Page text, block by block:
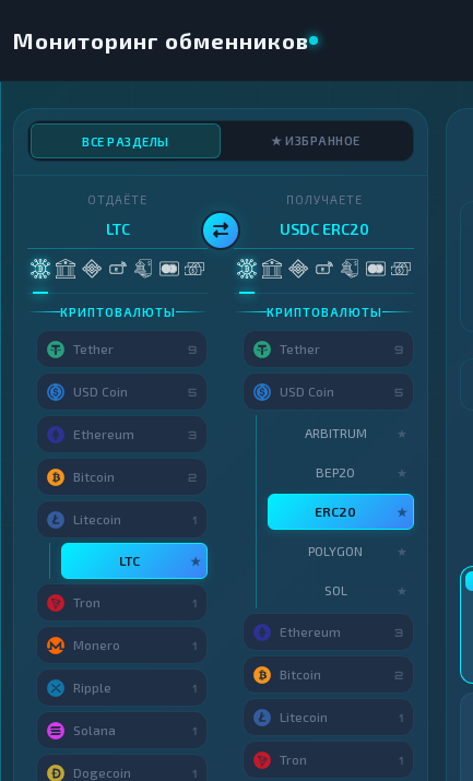
Мониторинг обменников
ВСЕ РАЗДЕЛЫ ★ ИЗБРАННОЕ
ОТДАЁТЕ
LTC
КРИПТОВАЛЮТЫ
Tether 9
USD Coin 5
Ethereum 3
Bitcoin 2
Litecoin 1
LTC ★
Tron 1
Monero 1
Ripple 1
Solana 1
Dogecoin 1
ПОЛУЧАЕТЕ
USDC ERC20
КРИПТОВАЛЮТЫ
Tether 9
USD Coin 5
ARBITRUM ★
BEP20 ★
ERC20 ★
POLYGON ★
SOL ★
Ethereum 3
Bitcoin 2
Litecoin 1
Tron 1